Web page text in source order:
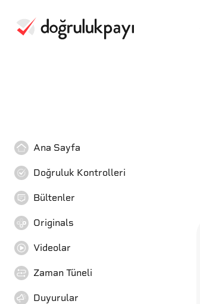
Ana Sayfa
Doğruluk Kontrolleri
Bültenler
Originals
Videolar
Zaman Tüneli
Duyurular